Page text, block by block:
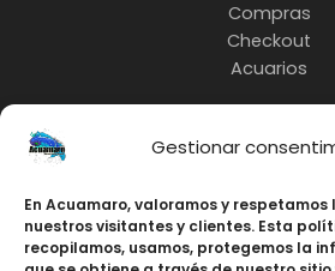
Gestionar
En Acuamaro, valoramos y
nuestros visitantes y clientes. Esta
recopilamos, usamos, protegemos la
Compras
Checkout
Acuarios
INFO:
3217685535
Cali-Colombia